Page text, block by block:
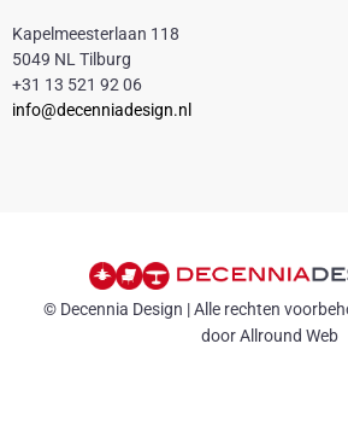
Kapelmeesterlaan 118
5049 NL Tilburg
+31 13 521 92 06
info@decenniadesign.nl
© Decennia Design | Alle rechten
door Allround Web